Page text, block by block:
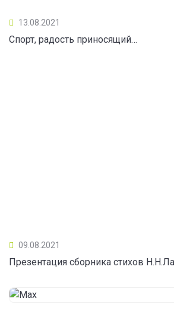
13.08.2021
Спорт, радость приносящий…
09.08.2021
Презентация сборника стихов